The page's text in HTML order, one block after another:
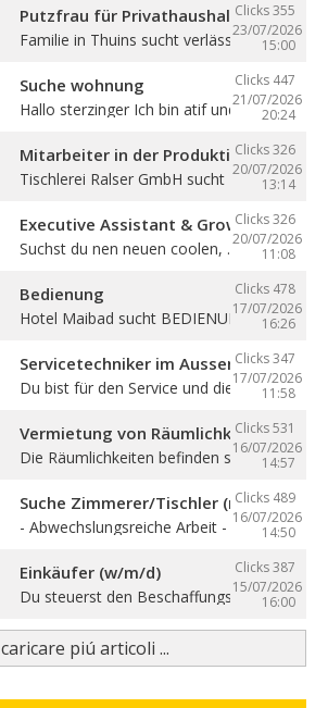
Clicks 355
23/07/2026
15:00
Putzfrau für Privathaushalt gesucht
Familie in Thuins sucht verlässliche ...
Clicks 447
21/07/2026
20:24
Suche wohnung
Hallo sterzinger Ich bin atif und komme aus
Clicks 326
20/07/2026
13:14
Mitarbeiter in der Produktion (m/w/d)
Tischlerei Ralser GmbH sucht Mitarbeiter
Clicks 326
20/07/2026
11:08
Executive Assistant & Growth Partner
Suchst du nen neuen coolen, ...
Clicks 478
17/07/2026
16:26
Bedienung
Hotel Maibad sucht BEDIENUNG für ...
Clicks 347
17/07/2026
11:58
Servicetechniker im Aussendienst (w/
Du bist für den Service und die ...
Clicks 531
16/07/2026
14:57
Vermietung von Räumlichkeiten,
Die Räumlichkeiten befinden sich zentral in
Clicks 489
16/07/2026
14:50
Suche Zimmerer/Tischler (m/w/d),
- Abwechslungsreiche Arbeit - Sehr gute ...
Clicks 387
15/07/2026
16:00
Einkäufer (w/m/d)
Du steuerst den Beschaffungsprozess von
caricare piú articoli ...